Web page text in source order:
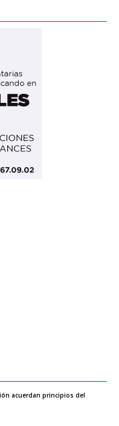
acuerdan principios del